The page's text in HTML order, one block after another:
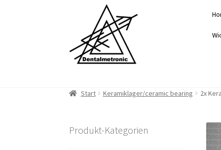
Navigation
springen
springen
Start Keramiklager/ceramic bearing 2x
Produkt-Kategorien